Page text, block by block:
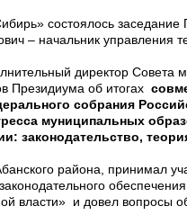
состоялось заседание
– начальник управления
директор Совета
Президиума об итогах
собрания
муниципальных
законодательство,
района, принимал
власти» и довел вопросы